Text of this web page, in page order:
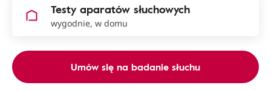
Testy aparatów słuchowych
wygodnie, w domu
Umów się na badanie słuchu